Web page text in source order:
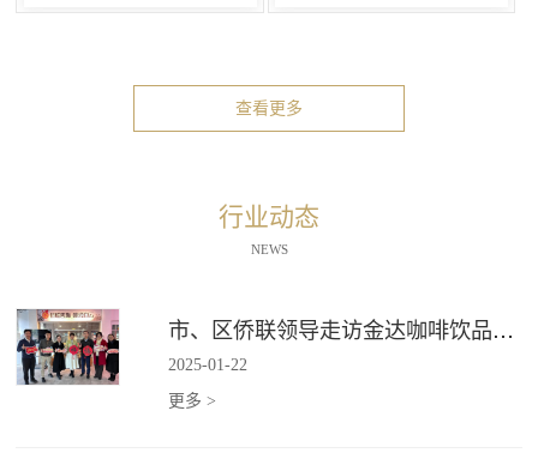
查看更多
行业动态
NEWS
市、区侨联领导走访金达咖啡饮品城"新侨之家"
2025-01-22
更多 >